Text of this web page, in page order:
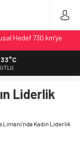
Hedef 730 km’ye
Seferlerine
Başladı
Özel Vagonda
Sol Tüneli
33°C
Liderlik
Limanı’nda Kadın Liderlik